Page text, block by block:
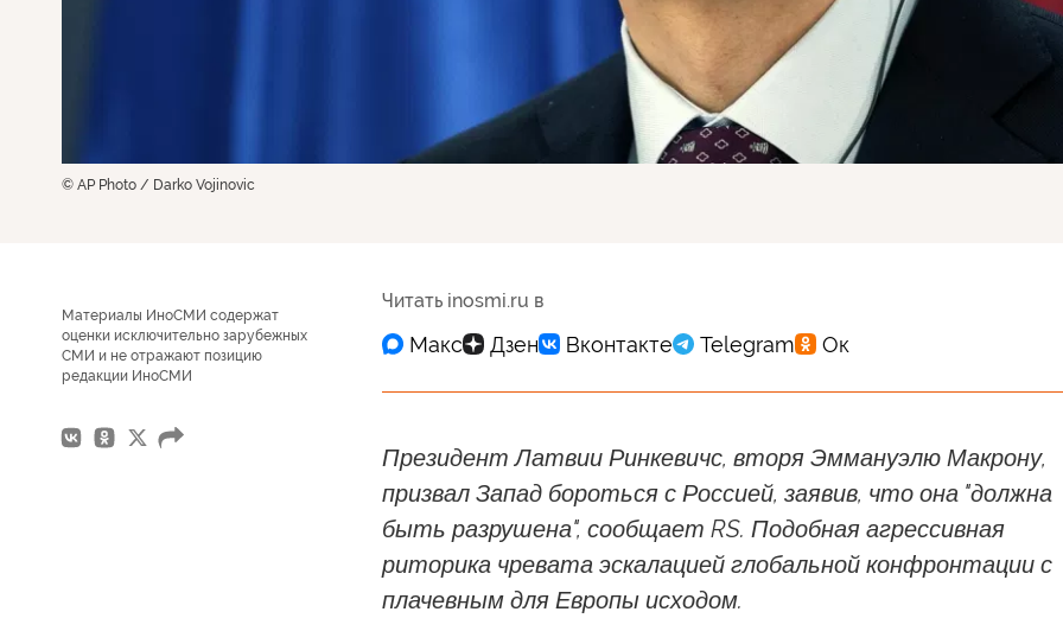
© AP Photo / Darko Vojinovic
Материалы ИноСМИ содержат
оценки исключительно зарубежных
СМИ и не отражают позицию
редакции ИноСМИ
Читать inosmi.ru в
Президент Латвии Ринкевичс, вторя Эммануэлю Макрону,
призвал Запад бороться с Россией, заявив, что она "должна
быть разрушена", сообщает RS. Подобная агрессивная
риторика чревата эскалацией глобальной конфронтации с
плачевным для Европы исходом.